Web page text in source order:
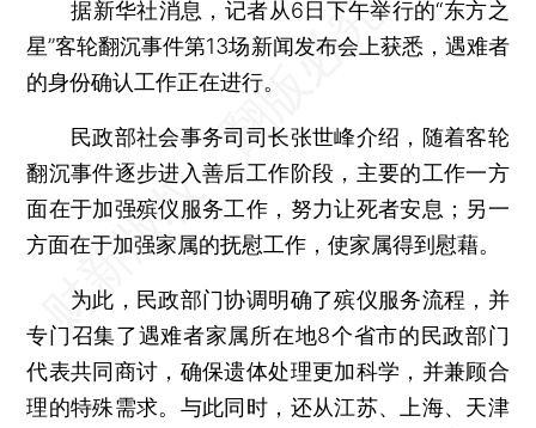
据新华社消息，记者从6日下午举行的“东方之
星”客轮翻沉事件第13场新闻发布会上获悉，遇难者
的身份确认工作正在进行。
民政部社会事务司司长张世峰介绍，随着客轮
翻沉事件逐步进入善后工作阶段，主要的工作一方
面在于加强殡仪服务工作，努力让死者安息；另一
方面在于加强家属的抚慰工作，使家属得到慰藉。
为此，民政部门协调明确了殡仪服务流程，并
专门召集了遇难者家属所在地8个省市的民政部门
代表共同商讨，确保遗体处理更加科学，并兼顾合
理的特殊需求。与此同时，还从江苏、上海、天津